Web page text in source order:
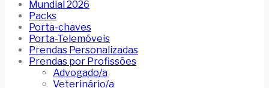
Mundial 2026
Packs
Porta-chaves
Porta-Telemóveis
Prendas Personalizadas
Prendas por Profissões
Advogado/a
Veterinário/a